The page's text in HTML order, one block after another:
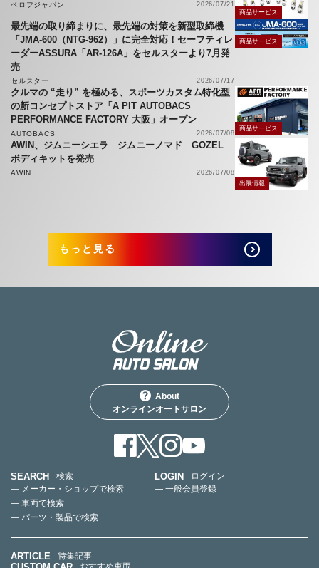
ベロフジャパン
2026/07/21
商品サービス
最先端の取り締まりに、最先端の対策を新型取締機
「JMA-600（NTG-962）」に完全対応！セーフティレ
ーダーASSURA「AR-126A」をセルスターより7月発
売
セルスター 2026/07/17
商品サービス
クルマの “走り” を極める、スポーツカスタム特化型
の新コンセプトストア「A PIT AUTOBACS
PERFORMANCE FACTORY 大阪」オープン
AUTOBACS 2026/07/08
商品サービス
AWIN、ジムニーシエラ ジムニーノマド GOZEL
ボディキットを発売
AWIN
2026/07/08
出展情報
もっと見る
About
オンラインオートサロン
SEARCH
検索
— メーカー・ショップで検索
— 車両で検索
— パーツ・製品で検索
LOGIN
ログイン
— 一般会員登録
ARTICLE 特集記事